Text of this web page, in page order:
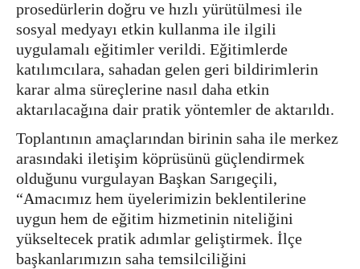
prosedürlerin doğru ve hızlı yürütülmesi ile
sosyal medyayı etkin kullanma ile ilgili
uygulamalı eğitimler verildi. Eğitimlerde
katılımcılara, sahadan gelen geri bildirimlerin
karar alma süreçlerine nasıl daha etkin
aktarılacağına dair pratik yöntemler de aktarıldı.
Toplantının amaçlarından birinin saha ile merkez
arasındaki iletişim köprüsünü güçlendirmek
olduğunu vurgulayan Başkan Sarıgeçili,
“Amacımız hem üyelerimizin beklentilerine
uygun hem de eğitim hizmetinin niteliğini
yükseltecek pratik adımlar geliştirmek. İlçe
başkanlarımızın saha temsilciliğini